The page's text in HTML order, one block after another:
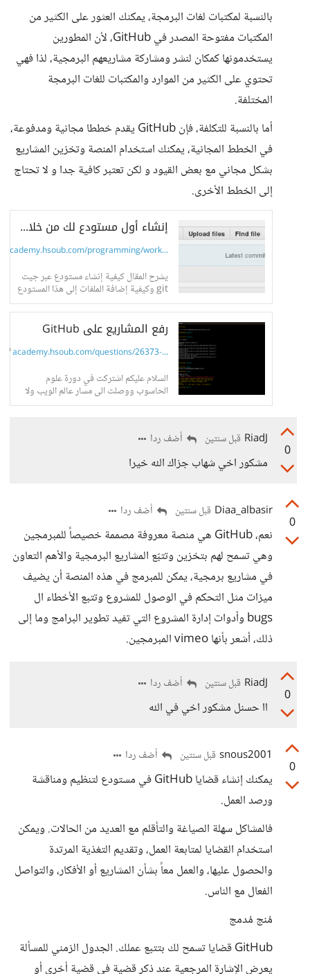
بالنسبة لمكتبات لغات البرمجة، يمكنك العثور على الكثير من
المكتبات مفتوحة المصدر في GitHub، لأن المطورين
يستخدمونها كمكان لنشر ومشاركة مشاريعهم البرمجية، لذا فهي
تحتوي على الكثير من الموارد والمكتبات للغات البرمجة
المختلفة.
أما بالنسبة للتكلفة، فإن GitHub يقدم خططا مجانية ومدفوعة،
في الخطط المجانية، يمكنك استخدام المنصة وتخزين المشاريع
بشكل مجاني مع بعض القيود و لكن تعتبر كافية جدا و لا تحتاج
إلى الخطط الأخرى.
إنشاء أول مستودع لك من خلال جيت Git
academy.hsoub.com/programming/work...
يشرح المقال كيفية إنشاء مستودع عبر جيت
git وكيفية إضافة الملفات إلى هذا المستودع
وتنفيذ عمليات الإيداع وغيرها من الأوامر
الأساسية لإدارة المستودعات في git
رفع المشاريع على GitHub
academy.hsoub.com/questions/26373-...
السلام عليكم اشتركت في دورة علوم
الحاسوب ووصلت الى مسار عالم الويب ولا
اعلم انه يجب علي رفع جميع المشاريع
0
RiadJ قبل سنتين أضف ردا
مشكور اخي شهاب جزاك الله خيرا
0
Diaa_albasir قبل سنتين أضف ردا
نعم، GitHub هي منصة معروفة مصممة خصيصاً للمبرمجين
وهي تسمح لهم بتخزين وتتبّع المشاريع البرمجية والأهم التعاون
في مشاريع برمجية، يمكن للمبرمج في هذه المنصة أن يضيف
ميزات مثل التحكم في الوصول للمشروع وتتبع الأخطاء ال
bugs وأدوات إدارة المشروع التي تفيد تطوير البرامج وما إلى
ذلك، أشعر بأنها vimeo المبرمجين.
0
RiadJ قبل سنتين أضف ردا
اا حسنل مشكور اخي في الله
0
snous2001 قبل سنتين أضف ردا
يمكنك إنشاء قضايا GitHub في مستودع لتنظيم ومناقشة
ورصد العمل.
فالمشاكل سهلة الصياغة والتأقلم مع العديد من الحالات. ويمكن
استخدام القضايا لمتابعة العمل، وتقديم التغذية المرتدة
والحصول عليها، والعمل معاً بشأن المشاريع أو الأفكار، والتواصل
الفعال مع الناس.
مُنج مُدمج
GitHub قضايا تسمح لك بتتبع عملك. الجدول الزمني للمسألة
يعرض الإشارة المرجعية عند ذكر قضية في قضية أخرى أو